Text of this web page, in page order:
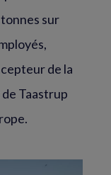
sur
de la
Taastrup